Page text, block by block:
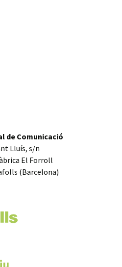
de Comunicació
Lluís, s/n
El Forroll
(Barcelona)